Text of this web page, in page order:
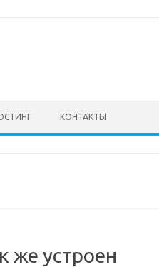
КОНТАКТЫ
же устроен